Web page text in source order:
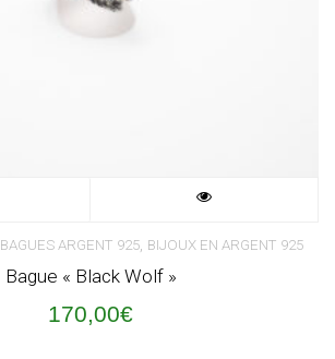
BAGUES ARGENT 925, BIJOUX EN ARGENT 925
Bague « Black Wolf »
170,00€